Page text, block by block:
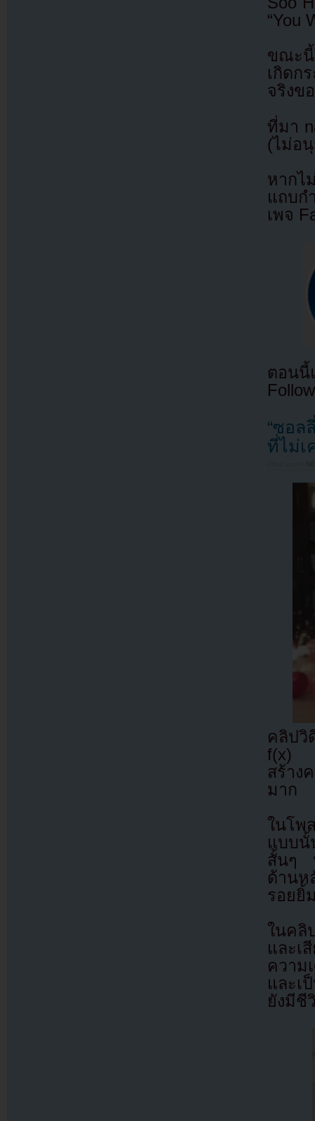
“You
ขณะนี้
เกิดก
จริงข
ที่มา
(ไม่อ
หากไ
แถบก
เพจ
ตอนนี้
“ซอล
ที่ไม่เ
คลิปวิ
f(x) ถู
สร้าง
มาก
ในโพ
แบบนั้
สั้นๆ
ด้านห
รอยยิ้
ในคลิ
และเ
ความ
และเ
ยังมีชี